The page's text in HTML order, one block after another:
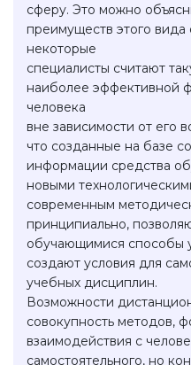
сферу. Это можно
преимуществ этого
некоторые
специалисты считают
наиболее эффективной
человека
вне зависимости от его
что созданные на базе
информации средства
новыми
современным
принципиально,
обучающимися способы
создают условия для
учебных дисциплин.
Возможности
совокупность методов,
взаимодействия с
самостоятельного, но